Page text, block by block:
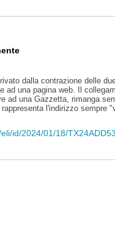
dalla contrazione delle
ad una pagina web. Il
ad una Gazzetta, rimanga
rappresenta l'indirizzo
id/2024/01/18/